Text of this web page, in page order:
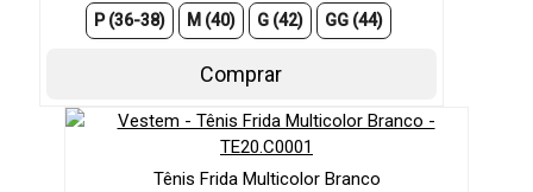
P (36-38) M (40) G (42) GG (44)
Comprar
Tênis Frida Multicolor Branco